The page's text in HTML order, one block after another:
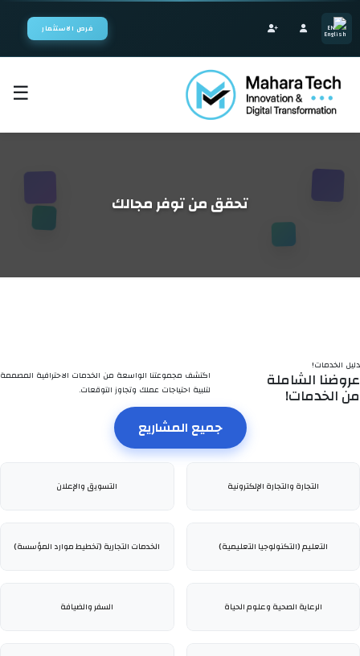
EN فرص الاستثمار
☰
اختر النظام
ابدأ البناء
مشاريعنا
الاستشارات الاستراتيجية
تطوير تطبيقات الويب
التسويق الرقمي
المدونة
من نحن
الأسئلة الشائعة
تحقق من توفر مجالك
دليل الخدمات!
عروضنا الشاملة
منالخدمات!
اكتشف مجموعتنا الواسعة من الخدمات الاحترافية المصممة
لتلبية احتياجات عملك وتجاوز التوقعات.
جميع المشاريع
التجارة والتجارة الإلكترونية التسويق والإعلان
التعليم (التكنولوجيا التعليمية) الخدمات التجارية (تخطيط موارد المؤسسة)
الرعاية الصحية وعلوم الحياة السفر والضيافة